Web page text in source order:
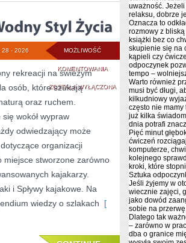
MOŻLIWOŚĆ
KOMENTOWANIAEKOPODRÓŻE
–
WODNY
STYL
ŻYCIA
ZOSTAŁA WYŁĄCZONA
28 - 2026
rekreacji na świeżym
osób, które szukają
oraz ruchem.
wokół wypraw
odwiedzający może
organizacji
miejsce stworzone zarówno
kajakarzy.
i Spływy kajakowe. Na
wiedzy o szlakach [
uważność.
relaksu, dobrze
Oznacza to
rozmowy z
książki bez co
skupienie się na
kąpieli czy
odpoczynek
tempo –
Warto również
musi być długi,
kilkudniowy
często nie mamy
już kilka
dnia potrafi
Pięć minut
ćwiczeń
komputerze,
kolejnego
kroki, które
Sztuka
Jeśli żyjemy w
wiecznie zajęci,
jako dowód
sobie na
Dlatego tak
– zarówno w
dba o granice